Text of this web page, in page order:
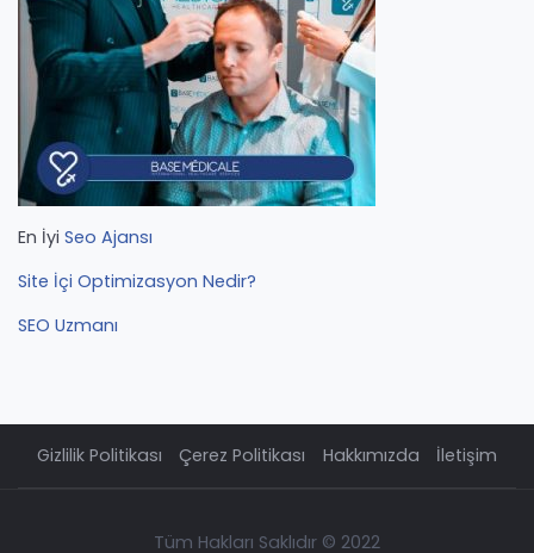
En İyi Seo Ajansı
Site İçi Optimizasyon Nedir?
SEO Uzmanı
Gizlilik Politikası Çerez Politikası Hakkımızda İletişim
Tüm Hakları Saklıdır © 2022